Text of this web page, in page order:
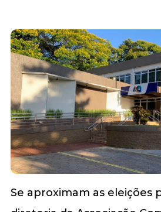
Se aproximam as eleições